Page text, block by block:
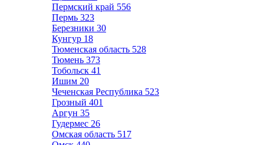
Пермский край 556
Пермь 323
Березники 30
Кунгур 18
Тюменская область 528
Тюмень 373
Тобольск 41
Ишим 20
Чеченская Республика 523
Грозный 401
Аргун 35
Гудермес 26
Омская область 517